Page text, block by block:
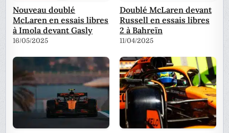
Nouveau doublé
McLaren en essais libres
à Imola devant Gasly
16/05/2025
Doublé McLaren devant
Russell en essais libres
2 à Bahreïn
11/04/2025